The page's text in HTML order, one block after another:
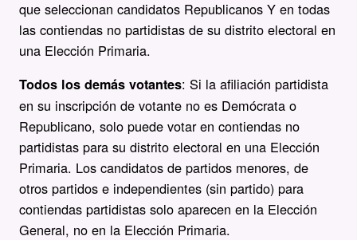
que seleccionan candidatos Republicanos Y en todas
las contiendas no partidistas de su distrito electoral en
una Elección Primaria.
Todos los demás votantes: Si la afiliación partidista
en su inscripción de votante no es Demócrata o
Republicano, solo puede votar en contiendas no
partidistas para su distrito electoral en una Elección
Primaria. Los candidatos de partidos menores, de
otros partidos e independientes (sin partido) para
contiendas partidistas solo aparecen en la Elección
General, no en la Elección Primaria.